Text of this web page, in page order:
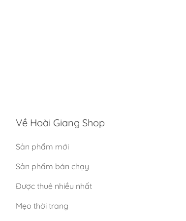
Về Hoài Giang Shop
Sản phẩm mới
Sản phẩm bán chạy
Được thuê nhiều nhất
Mẹo thời trang